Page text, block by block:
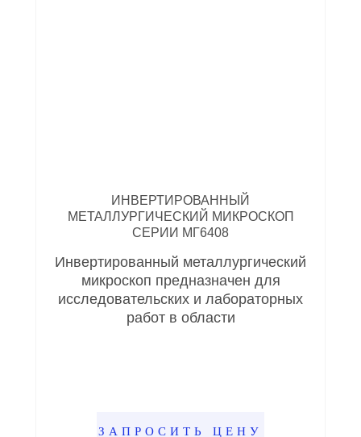
ИНВЕРТИРОВАННЫЙ
МЕТАЛЛУРГИЧЕСКИЙ МИКРОСКОП
СЕРИИ МГ6408
Инвертированный металлургический
микроскоп предназначен для
исследовательских и лабораторных
работ в области
ЗАПРОСИТЬ ЦЕНУ